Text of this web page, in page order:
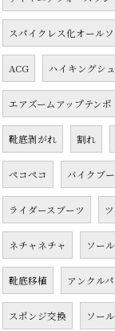
スパイクレス化オール
ACG ハイキングシ
エアズームアップテンポ
靴底剥がれ 割れ
ペコペコ バイクブ
ライダースブーツ
ネチャネチャ ソー
靴底移植 アンクル
スポンジ交換 ソー